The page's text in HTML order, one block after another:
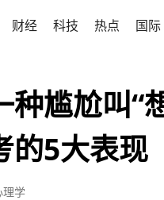
财经 科技 热点 国际
种尴尬叫
的5大表现
理学